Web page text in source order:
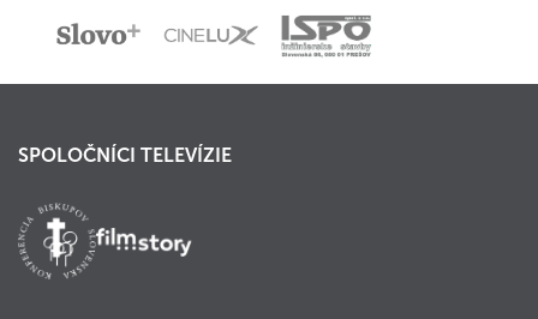
SPOLOČNÍCI TELEVÍZIE